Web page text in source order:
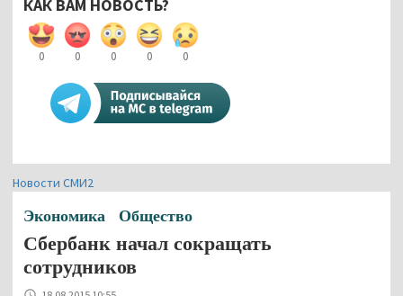
КАК ВАМ НОВОСТЬ?
0 0 0 0 0
Новости СМИ2
Экономика Общество
Сбербанк начал сокращать
сотрудников